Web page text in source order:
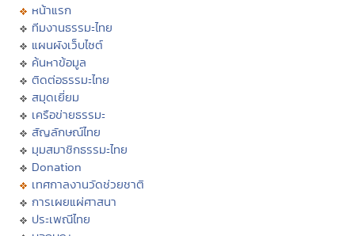
หน้าแรก
ทีมงานธรรมะไทย
แผนผังเว็บไซต์
ค้นหาข้อมูล
ติดต่อธรรมะไทย
สมุดเยี่ยม
เครือข่ายธรรมะ
สัญลักษณ์ไทย
มุมสมาชิกธรรมะไทย
Donation
เทศกาลงานวัดช่วยชาติ
การเผยแผ่ศาสนา
ประเพณีไทย